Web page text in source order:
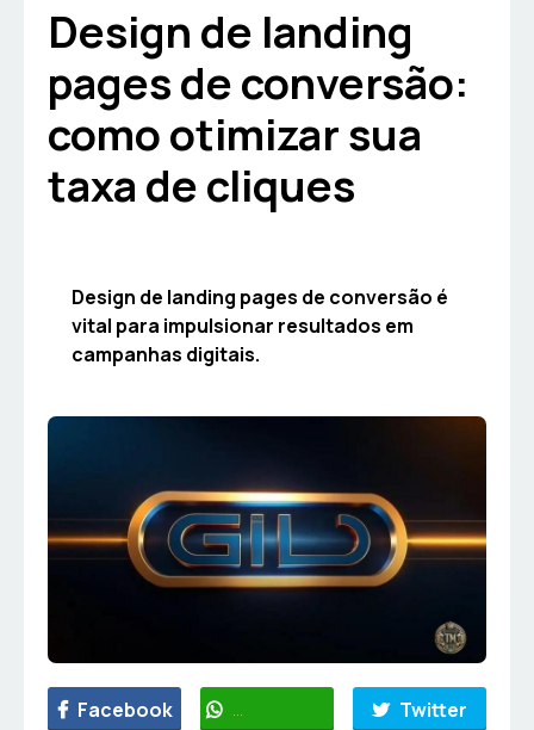
Design de landing
pages de conversão:
como otimizar sua
taxa de cliques
Design de landing pages de conversão é
vital para impulsionar resultados em
campanhas digitais.
Facebook WhatsApp Twitter